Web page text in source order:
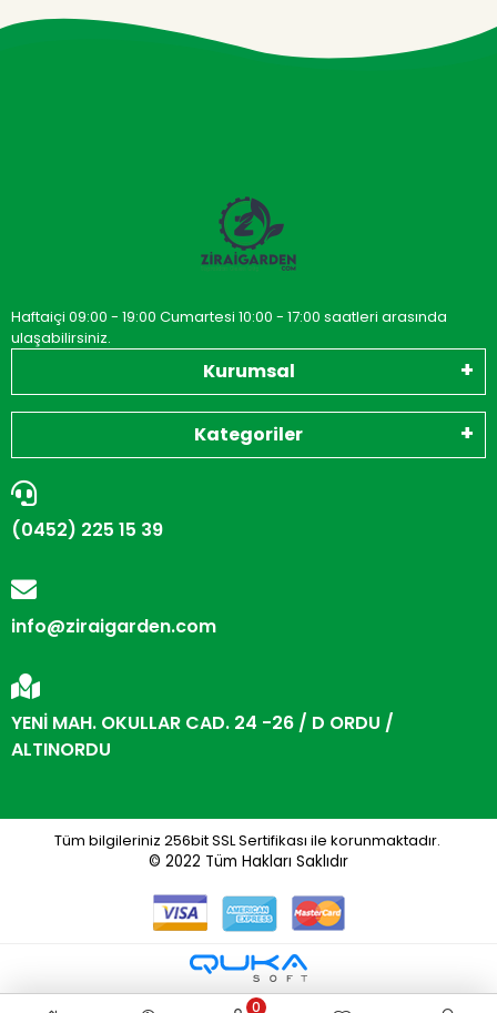
Haftaiçi 09:00 - 19:00 Cumartesi 10:00 - 17:00 saatleri arasında
ulaşabilirsiniz.
Kurumsal
Kategoriler
(0452) 225 15 39
info@ziraigarden.com
YENİ MAH. OKULLAR CAD. 24 -26 / D ORDU /
ALTINORDU
Tüm bilgileriniz 256bit SSL Sertifikası ile korunmaktadır.
© 2022 Tüm Hakları Saklıdır
0